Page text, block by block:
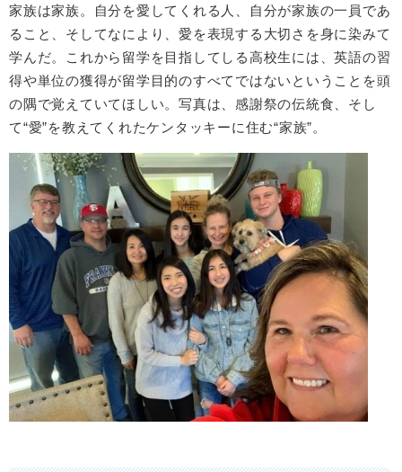
家族は家族。自分を愛してくれる人、自分が家族の一員であ
ること、そしてなにより、愛を表現する大切さを身に染みて
学んだ。これから留学を目指してしる高校生には、英語の習
得や単位の獲得が留学目的のすべてではないということを頭
の隅で覚えていてほしい。写真は、感謝祭の伝統食、そし
て“愛”を教えてくれたケンタッキーに住む“家族”。